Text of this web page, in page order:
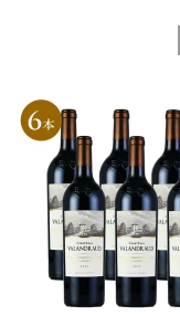
ラフィット
サロン
アメリカ
その他
イタリア
スパークリ
100,000円〜199,999
200,000円〜
500,000円〜